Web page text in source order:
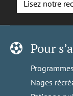
Lisez notre
Pour
Nages